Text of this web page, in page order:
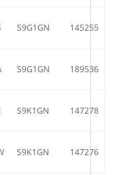
S9G1GN 145255
S9G1GN 189536
S9K1GN 147278
S9K1GN 147276